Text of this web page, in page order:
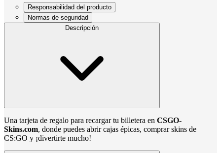
Responsabilidad del producto
Normas de seguridad
Descripción
Una tarjeta de regalo para recargar tu billetera en CSGO-
Skins.com, donde puedes abrir cajas épicas, comprar skins de
CS:GO y ¡divertirte mucho!